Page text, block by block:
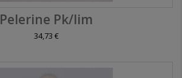
Pelerine Pk/lim
34,73 €